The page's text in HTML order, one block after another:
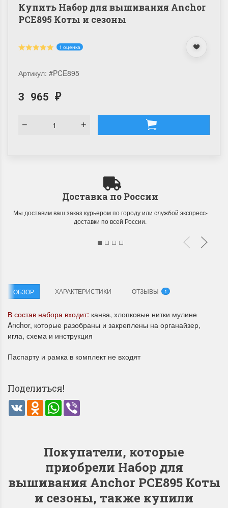
!! СКИДКА 20% ‼️ с 1 до 3 июня в
честь первого летнего дня
Чудетство...
Анастасия Туманова
1 июня 2024 11:29
22 мая 2024 13:01
Купить Набор для вышивания Anchor
PCE895 Коты и сезоны
1 оценка
Артикул: #PCE895
3 965 ₽
Доставка по России
Мы доставим ваш заказ курьером по городу или службой экспресс-
доставки по всей России.
ОБЗОР ХАРАКТЕРИСТИКИ ОТЗЫВЫ 1
В состав набора входит: канва, хлопковые нитки мулине
Anchor, которые разобраны и закреплены на органайзер,
игла, схема и инструкция
Паспарту и рамка в комплект не входят
Поделиться!
VK Odnoklassniki
WhatsApp
Покупатели, которые
приобрели Набор для
вышивания Anchor PCE895 Коты
и сезоны, также купили